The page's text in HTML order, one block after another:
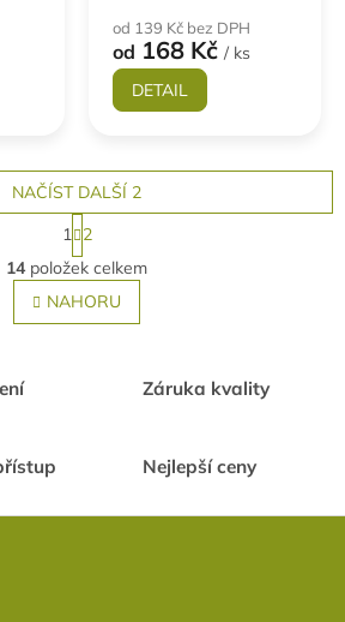
od 139 Kč bez DPH
od 168 Kč / ks
DETAIL
O
v
l
á
NAČÍST DALŠÍ 2
S
t
r
á
n
k
1 2
14položek celkem
NAHORU
Záruka kvality
Nejlepší ceny